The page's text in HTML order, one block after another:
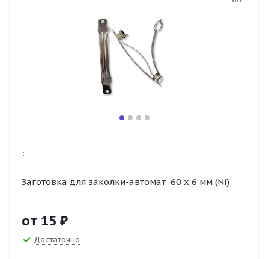
:
Заготовка для заколки-автомат 60 х 6 мм (Ni)
от 15 ₽
Достаточно